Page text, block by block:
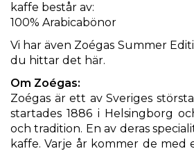
kaffe består av:
100% Arabicabönor
Vi har även Zoégas Summer
du hittar det här.
Om Zoégas:
Zoégas är ett av Sveriges
startades 1886 i Helsingborg
och tradition. En av deras
kaffe. Varje år kommer de med